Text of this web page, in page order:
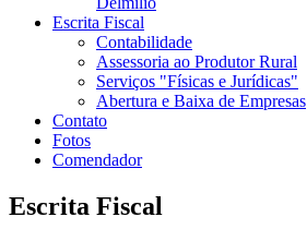
Escrita Fiscal
Contabilidade
Assessoria ao Produtor Rural
Serviços "Físicas e Jurídicas"
Abertura e Baixa de Empresas
Contato
Fotos
Comendador
Escrita Fiscal